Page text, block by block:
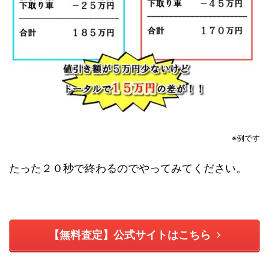
※例です
たった２０秒で終わるのでやってみてください。
【無料査定】公式サイトはこちら